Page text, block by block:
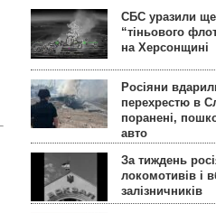
СБС уразили ще
“тіньового
на Херсонщині
Росіяни
перехрестю в
поранені,
авто
За тиждень
локомотивів і
залізничників